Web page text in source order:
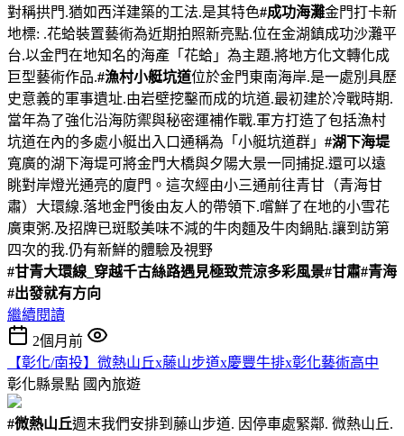
對稱拱門.猶如西洋建築的工法.是其特色#成功海灘金門打卡新
地標: .花蛤裝置藝術為近期拍照新亮點.位在金湖鎮成功沙灘平
台.以金門在地知名的海產「花蛤」為主題.將地方化文轉化成
巨型藝術作品.#漁村小艇坑道位於金門東南海岸.是一處別具歷
史意義的軍事遺址.由岩壁挖鑿而成的坑道.最初建於冷戰時期.
當年為了強化沿海防禦與秘密運補作戰.軍方打造了包括漁村
坑道在內的多處小艇出入口通稱為「小艇坑道群」 #湖下海堤
寬廣的湖下海堤可將金門大橋與夕陽大景一同捕捉.還可以遠
眺對岸燈光通亮的廈門。這次經由小三通前往青甘（青海甘
肅）大環線.落地金門後由友人的帶領下.嚐鮮了在地的小雪花
廣東粥.及招牌已斑駁美味不減的牛肉麵及牛肉鍋貼.讓到訪第
四次的我.仍有新鮮的體驗及視野
#甘青大環線_穿越千古絲路遇見極致荒涼多彩風景#甘肅#青海
#出發就有方向
繼續閱讀
2個月前
【彰化/南投】微熱山丘x藤山步道x慶豐牛排x彰化藝術高中
彰化縣景點 國內旅遊
#微熱山丘週末我們安排到藤山步道. 因停車處緊鄰. 微熱山丘.